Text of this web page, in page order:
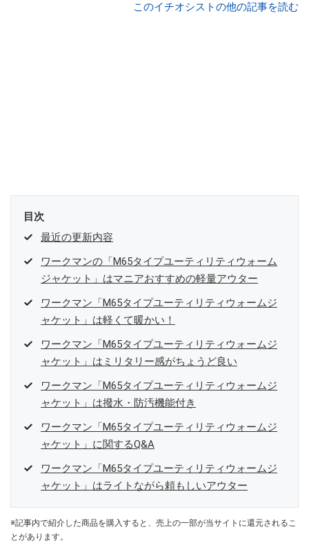
このイチオシストの他の記事を読む
目次
最近の更新内容
ワークマンの「M65タイプユーティリティウォーム
ジャケット」はマニアおすすめの軽量アウター
ワークマン「M65タイプユーティリティウォームジ
ャケット」は軽くて暖かい！
ワークマン「M65タイプユーティリティウォームジ
ャケット」はミリタリー感がちょうど良い
ワークマン「M65タイプユーティリティウォームジ
ャケット」は撥水・防汚機能付き
ワークマン「M65タイプユーティリティウォームジ
ャケット」に関するQ&A
ワークマン「M65タイプユーティリティウォームジ
ャケット」はライトながら頼もしいアウター
※記事内で紹介した商品を購入すると、売上の一部が当サイトに還元されるこ
とがあります。